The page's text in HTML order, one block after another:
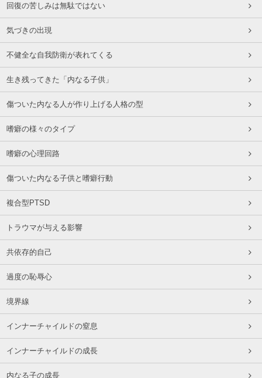
回復の苦しみは無駄ではない
気づきの出現
不健全な自我防衛が表れてくる
生き残ってきた「内なる子供」
傷ついた内なる人が作り上げる人格の型
嗜癖の様々のタイプ
嗜癖の心理回路
傷ついた内なる子供と嗜癖行動
複合型PTSD
トラウマが与える影響
共依存的自己
過度の恥辱心
境界線
インナーチャイルドの窒息
インナーチャイルドの成長
内なる子の成長